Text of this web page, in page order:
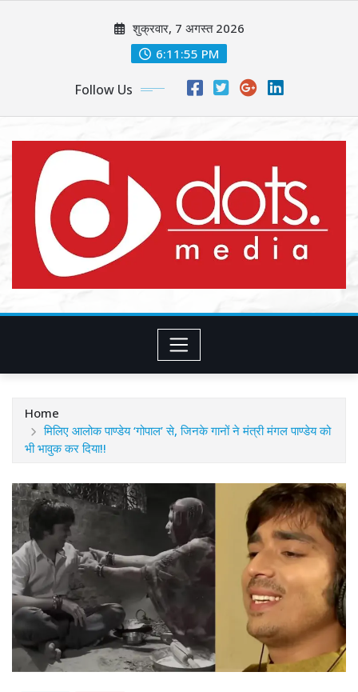
शुक्रवार, 7 अगस्त 2026
6:11:56 PM
Follow Us
Home
मिलिए आलोक पाण्डेय ‘गोपाल’ से, जिनके गानों ने मंत्री मंगल पाण्डेय को
भी भावुक कर दिया!!